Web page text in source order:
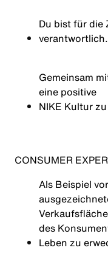
Du bist für die
verantwortlich.
Gemeinsam
eine positive
NIKE Kultur
CONSUMER
Als Beispiel
des
Leben zu